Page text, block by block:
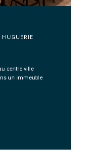
HUGUERIE
centre ville
un immeuble